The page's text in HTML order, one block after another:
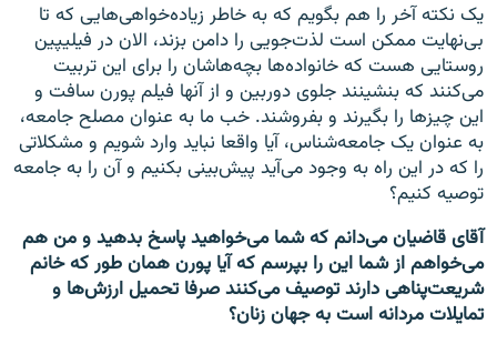
یک نکته آخر را هم بگویم که به خاطر زیاده‌خواهی‌هایی که تا
بی‌نهایت ممکن است لذت‌جویی را دامن بزند، الان در فیلیپین
روستایی هست که خانواده‌ها بچه‌هاشان را برای این تربیت
می‌کنند که بنشینند جلوی دوربین و از آنها فیلم پورن سافت و
این چیزها را بگیرند و بفروشند. خب ما به عنوان مصلح جامعه،
به عنوان یک جامعه‌شناس، آیا واقعا نباید وارد شویم و مشکلاتی
را که در این راه به وجود می‌آید پیش‌بینی بکنیم و آن را به جامعه
توصیه کنیم؟
آقای قاضیان می‌دانم که شما می‌خواهید پاسخ بدهید و من هم
می‌خواهم از شما این را بپرسم که آیا پورن همان طور که خانم
شریعت‌پناهی دارند توصیف می‌کنند صرفا تحمیل ارزش‌ها و
تمایلات مردانه است به جهان زنان؟